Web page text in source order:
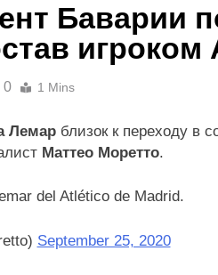
Баварии
игроком
0 1 Mins
Лемар близок к переходу в
Маттео Моретто.
del Atlético de Madrid.
September 25, 2020